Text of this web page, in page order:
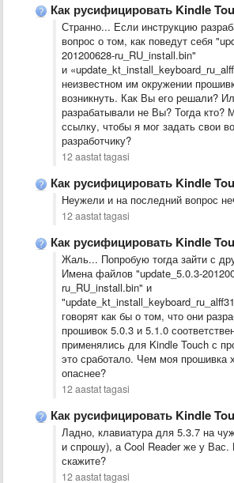
Как русифицировать Kindle
Странно... Если инструкцию
вопрос о том, как поведут себя
201200628-ru_RU_install.bin"
и
неизвестном им окружении
возникнуть. Как Вы его решали?
разрабатывали не Вы? Тогда кто?
ссылку, чтобы я мог задать свои
разработчику?
12 aastat tagasi
Как русифицировать Kindle
Неужели и на последний вопрос
12 aastat tagasi
Как русифицировать Kindle
Жаль... Попробую тогда зайти с
Имена файлов "update_5.0.3-
ru_RU_install.bin" и
говорят как бы о том, что они
прошивок 5.0.3 и 5.1.0
применялись для Kindle Touch с
это сработало. Чем моя прошивка
опаснее?
12 aastat tagasi
Как русифицировать Kindle
Ладно, клавиатура для 5.3.7 на
и спрошу), а Cool Reader же у Вас.
скажите?
12 aastat tagasi